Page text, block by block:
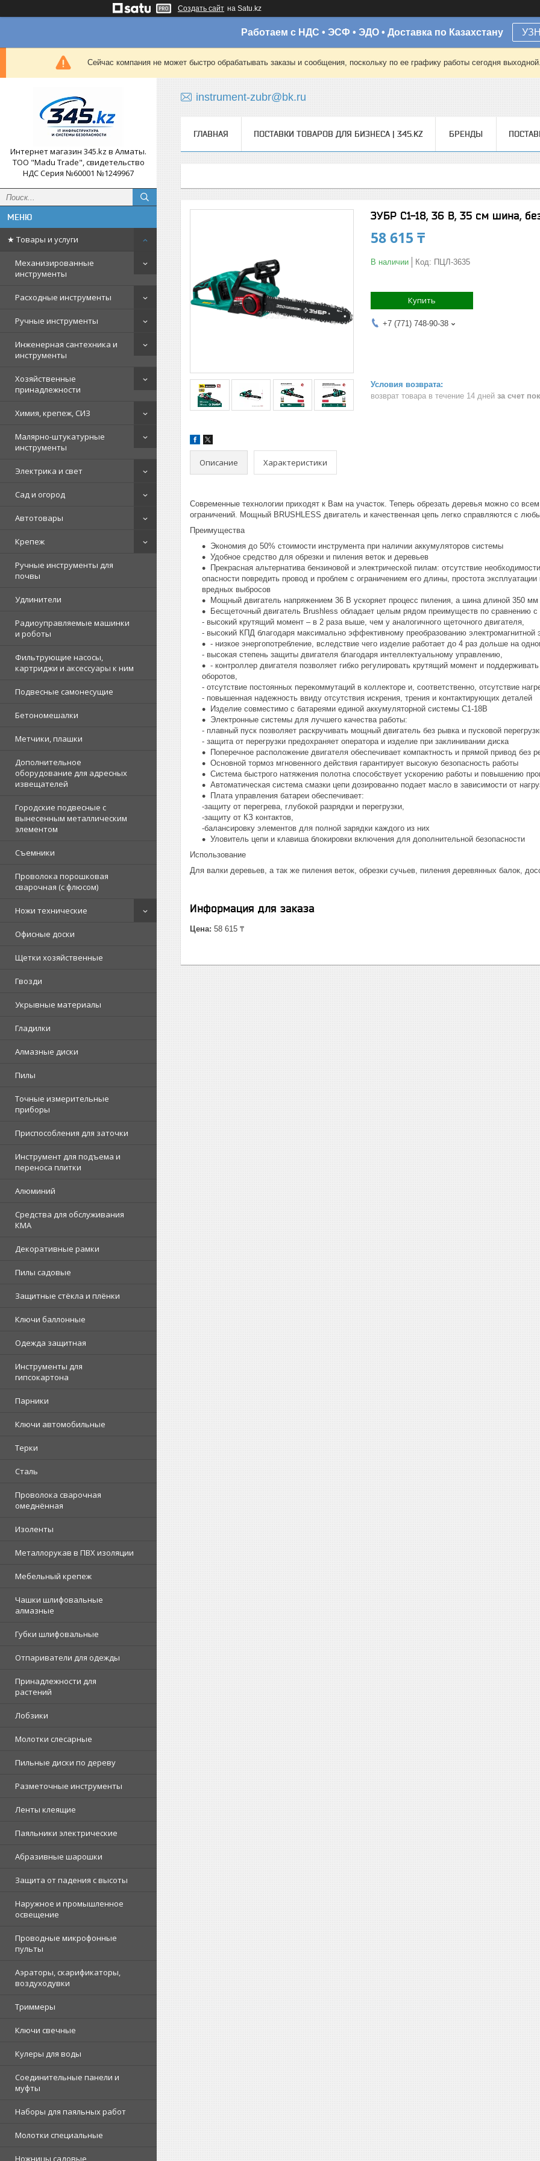
Создать сайт на Satu.kz
Работаем с НДС • ЭСФ • ЭДО • Доставка по Казахстану
Сейчас компания не может быстро обрабатывать заказы и сообщения, поскольку по ее графику работы сегодня
Интернет магазин 345.kz в Алматы.
ТОО "Madu Trade", свидетельство
НДС Серия №60001 №1249967
★ Товары и услуги
Механизированные
инструменты
Расходные инструменты
Ручные инструменты
Инженерная сантехника и
инструменты
Хозяйственные
принадлежности
Химия, крепеж, СИЗ
Малярно-штукатурные
инструменты
Электрика и свет
Сад и огород
Автотовары
Крепеж
Ручные инструменты для
почвы
Удлинители
Радиоуправляемые машинки
и роботы
Фильтрующие насосы,
картриджи и аксессуары к ним
Подвесные самонесущие
Бетономешалки
Метчики, плашки
Дополнительное
оборудование для адресных
извещателей
Городские подвесные с
вынесенным металлическим
элементом
Съемники
Проволока порошковая
сварочная (с флюсом)
Ножи технические
Офисные доски
Щетки хозяйственные
Гвозди
Укрывные материалы
Гладилки
Алмазные диски
Пилы
Точные измерительные
приборы
Приспособления для заточки
Инструмент для подъема и
переноса плитки
Алюминий
Средства для обслуживания
КМА
Декоративные рамки
Пилы садовые
Защитные стёкла и плёнки
Ключи баллонные
Одежда защитная
Инструменты для
гипсокартона
Парники
Ключи автомобильные
Терки
Сталь
Проволока сварочная
омеднённая
Изоленты
Металлорукав в ПВХ изоляции
Мебельный крепеж
Чашки шлифовальные
алмазные
Губки шлифовальные
Отпариватели для одежды
Принадлежности для
растений
Лобзики
Молотки слесарные
Пильные диски по дереву
Разметочные инструменты
Ленты клеящие
Паяльники электрические
Абразивные шарошки
Защита от падения с высоты
Наружное и промышленное
освещение
Проводные микрофонные
пульты
Аэраторы, скарификаторы,
воздуходувки
Триммеры
Ключи свечные
Кулеры для воды
Соединительные панели и
муфты
Наборы для паяльных работ
Молотки специальные
Ножницы садовые
instrument-zubr@bk.ru
ГЛАВНАЯ ПОСТАВКИ ТОВАРОВ ДЛЯ БИЗНЕСА | 345.KZ БРЕНДЫ
ЗУБР С1-18, 36 В, 35 см шина,
58 615 ₸
В наличии Код: ПЦЛ-3635
Купить
+7 (771) 748-90-38
возврат товара в течение 14 дней за счет
Описание Характеристики
Современные технологии приходят к Вам на участок. Теперь обрезать деревья можно со
ограничений. Мощный BRUSHLESS двигатель и качественная цепь легко справляются с
Преимущества
Экономия до 50% стоимости инструмента при наличии аккумуляторов системы
Удобное средство для обрезки и пиления веток и деревьев
Прекрасная альтернатива бензиновой и электрической пилам: отсутствие
опасности повредить провод и проблем с ограничением его длины, простота
вредных выбросов
Мощный двигатель напряжением 36 В ускоряет процесс пиления, а шина длиной 350 мм
Бесщеточный двигатель Brushless обладает целым рядом преимуществ по сравнению
- высокий крутящий момент – в 2 раза выше, чем у аналогичного щеточного двигателя,
- высокий КПД благодаря максимально эффективному преобразованию электромагнитной
- низкое энергопотребление, вследствие чего изделие работает до 4 раз дольше на
- высокая степень защиты двигателя благодаря интеллектуальному управлению,
- контроллер двигателя позволяет гибко регулировать крутящий момент и
оборотов,
- отсутствие постоянных перекоммутаций в коллекторе и, соответственно, отсутствие
- повышенная надежность ввиду отсутствия искрения, трения и контактирующих деталей
Изделие совместимо с батареями единой аккумуляторной системы С1-18В
Электронные системы для лучшего качества работы:
- плавный пуск позволяет раскручивать мощный двигатель без рывка и пусковой
- защита от перегрузки предохраняет оператора и изделие при заклинивании диска
Поперечное расположение двигателя обеспечивает компактность и прямой привод без
Основной тормоз мгновенного действия гарантирует высокую безопасность работы
Система быстрого натяжения полотна способствует ускорению работы и повышению
Автоматическая система смазки цепи дозированно подает масло в зависимости от
Плата управления батареи обеспечивает:
-защиту от перегрева, глубокой разрядки и перегрузки,
-защиту от КЗ контактов,
-балансировку элементов для полной зарядки каждого из них
Уловитель цепи и клавиша блокировки включения для дополнительной безопасности
Использование
Для валки деревьев, а так же пиления веток, обрезки сучьев, пиления деревянных балок,
Информация для заказа
Цена: 58 615 ₸